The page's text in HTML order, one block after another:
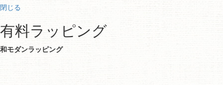
閉じる
有料ラッピング
和モダンラッピング